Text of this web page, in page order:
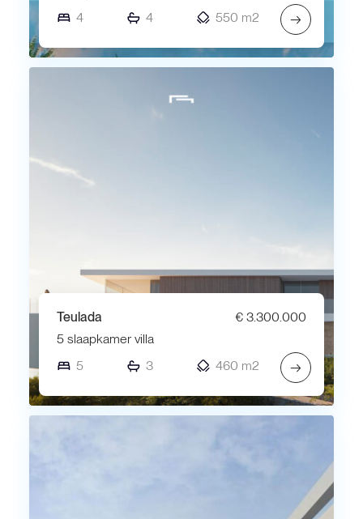
4
4 550 m2 →
Teulada
€ 3.300.000
5 slaapkamer villa
5
3 460 m2 →